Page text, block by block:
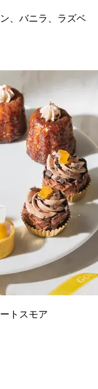
、バニラ、ラズベ
トスモア